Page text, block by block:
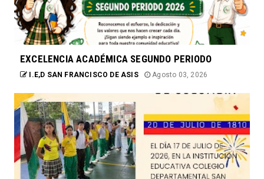
EXCELENCIA ACADÉMICA SEGUNDO PERIODO
I.E,D SAN FRANCISCO DE ASIS Agosto 03, 2026